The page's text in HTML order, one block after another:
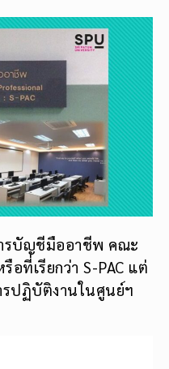
รบัญชีมืออาชีพ คณะ
ที่เรียกว่า S-PAC แต่
รปฏิบัติงานในศูนย์ฯ